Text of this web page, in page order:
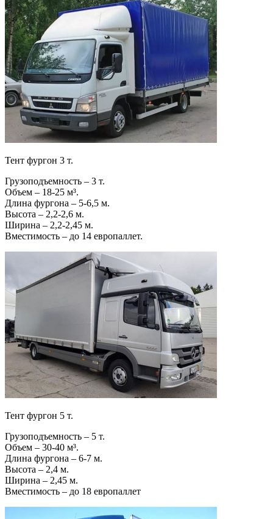
Тент фургон 3 т.
Грузоподъемность – 3 т.
Объем – 18-25 м³.
Длина фургона – 5-6,5 м.
Высота – 2,2-2,6 м.
Ширина – 2,2-2,45 м.
Вместимость – до 14 европаллет.
Тент фургон 5 т.
Грузоподъемность – 5 т.
Объем – 30-40 м³.
Длина фургона – 6-7 м.
Высота – 2,4 м.
Ширина – 2,45 м.
Вместимость – до 18 европаллет